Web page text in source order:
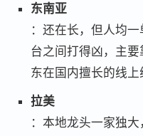
东南亚
：还在长，但人均
台之间打得凶，主
东在国内擅长的线上
拉美
：本地龙头一家独